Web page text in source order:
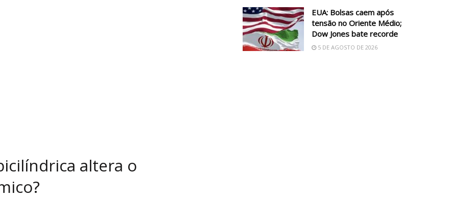
altera o
EUA: Bolsas caem após
tensão no Oriente Médio;
Dow Jones bate recorde
5 DE AGOSTO DE 2026